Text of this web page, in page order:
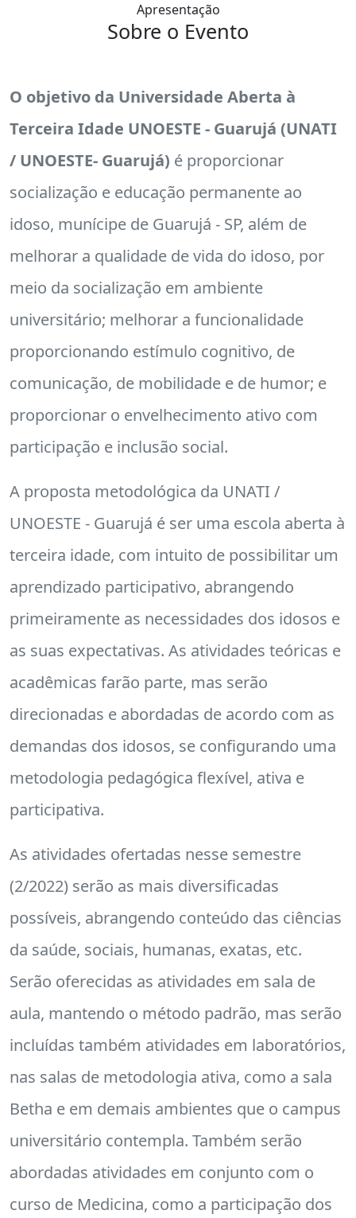
Apresentação
Sobre o Evento
O objetivo da Universidade Aberta à
Terceira Idade UNOESTE - Guarujá (UNATI
/ UNOESTE- Guarujá) é proporcionar
socialização e educação permanente ao
idoso, munícipe de Guarujá - SP, além de
melhorar a qualidade de vida do idoso, por
meio da socialização em ambiente
universitário; melhorar a funcionalidade
proporcionando estímulo cognitivo, de
comunicação, de mobilidade e de humor; e
proporcionar o envelhecimento ativo com
participação e inclusão social.
A proposta metodológica da UNATI /
UNOESTE - Guarujá é ser uma escola aberta à
terceira idade, com intuito de possibilitar um
aprendizado participativo, abrangendo
primeiramente as necessidades dos idosos e
as suas expectativas. As atividades teóricas e
acadêmicas farão parte, mas serão
direcionadas e abordadas de acordo com as
demandas dos idosos, se configurando uma
metodologia pedagógica flexível, ativa e
participativa.
As atividades ofertadas nesse semestre
(2/2022) serão as mais diversificadas
possíveis, abrangendo conteúdo das ciências
da saúde, sociais, humanas, exatas, etc.
Serão oferecidas as atividades em sala de
aula, mantendo o método padrão, mas serão
incluídas também atividades em laboratórios,
nas salas de metodologia ativa, como a sala
Betha e em demais ambientes que o campus
universitário contempla. Também serão
abordadas atividades em conjunto com o
curso de Medicina, como a participação dos